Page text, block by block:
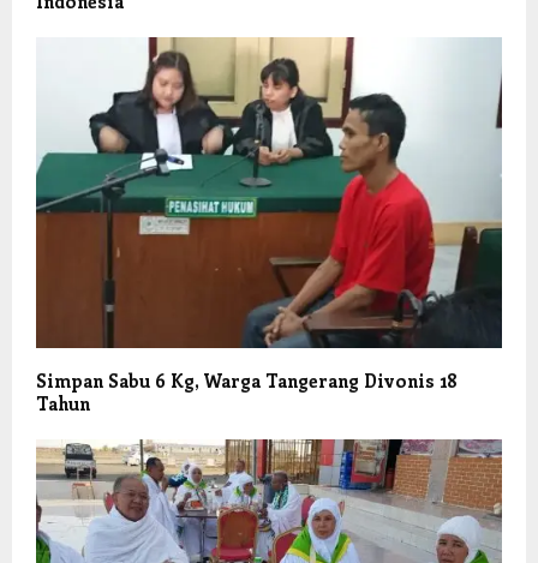
Simpan Sabu 6 Kg, Warga Tangerang Divonis 18
Tahun